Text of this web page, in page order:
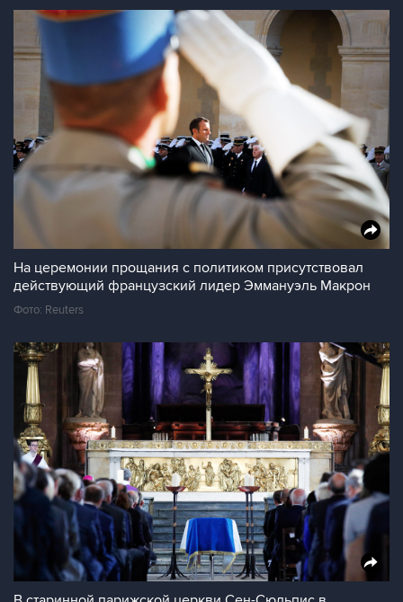
На церемонии прощания с политиком присутствовал
действующий французский лидер Эммануэль Макрон
Фото: Reuters